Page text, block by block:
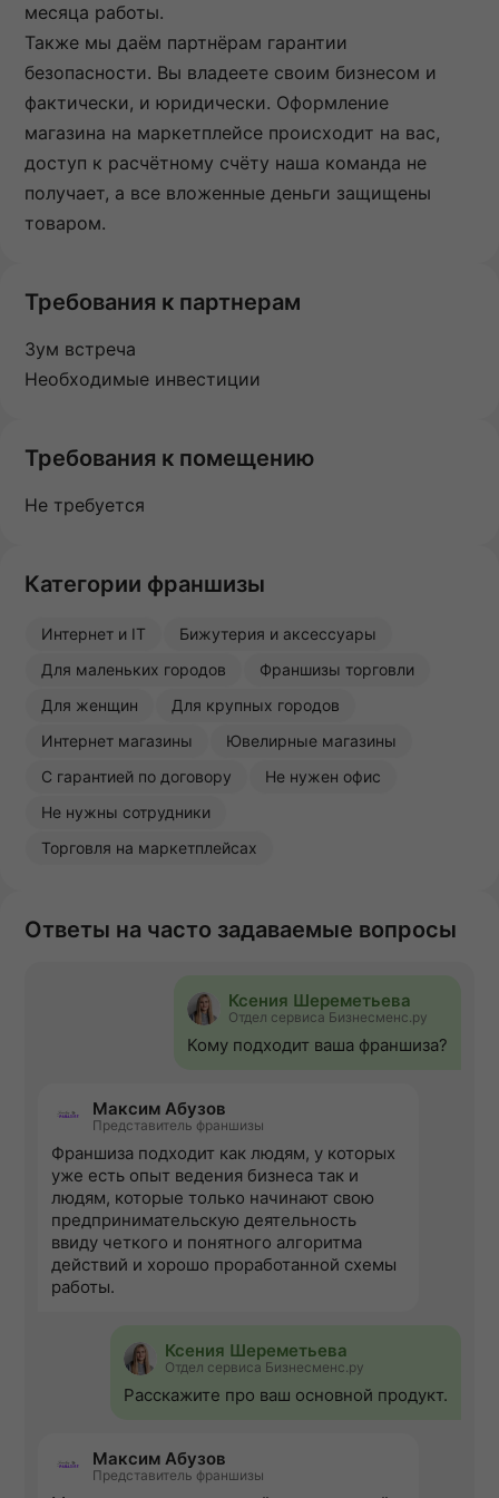
месяца работы.
Также мы даём партнёрам гарантии
безопасности. Вы владеете своим бизнесом и
фактически, и юридически. Оформление
магазина на маркетплейсе происходит на вас,
доступ к расчётному счёту наша команда не
получает, а все вложенные деньги защищены
товаром.
Требования к партнерам
Зум встреча
Необходимые инвестиции
Требования к помещению
Не требуется
Категории франшизы
Интернет и IT
Бижутерия и аксессуары
Для маленьких городов
Франшизы торговли
Для женщин
Для крупных городов
Интернет магазины
Ювелирные магазины
С гарантией по договору
Не нужен офис
Не нужны сотрудники
Торговля на маркетплейсах
Ответы на часто задаваемые вопросы
Ксения Шереметьева
Отдел сервиса Бизнесменс.ру
Кому подходит ваша франшиза?
Максим Абузов
Представитель франшизы
Франшиза подходит как людям, у которых
уже есть опыт ведения бизнеса так и
людям, которые только начинают свою
предпринимательскую деятельность
ввиду четкого и понятного алгоритма
действий и хорошо проработанной схемы
работы.
Ксения Шереметьева
Отдел сервиса Бизнесменс.ру
Расскажите про ваш основной продукт.
Максим Абузов
Представитель франшизы